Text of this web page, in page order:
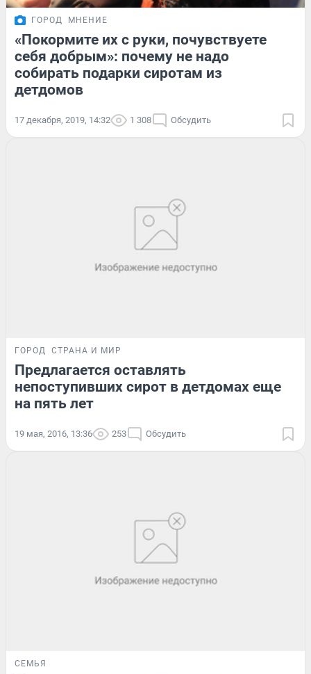
ГОРОД МНЕНИЕ
«Покормите их с руки, почувствуете
себя добрым»: почему не надо
собирать подарки сиротам из
детдомов
17 декабря, 2019, 14:32 1 308 Обсудить
ГОРОД СТРАНА И МИР
Предлагается оставлять
непоступивших сирот в детдомах еще
на пять лет
19 мая, 2016, 13:36 253 Обсудить
СЕМЬЯ